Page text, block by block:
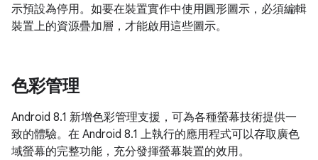
示預設為停用。如要在裝置實作中使用圓形圖示，必須編輯
裝置上的資源疊加層，才能啟用這些圖示。
色彩管理
Android 8.1 新增色彩管理支援，可為各種螢幕技術提供一
致的體驗。在 Android 8.1 上執行的應用程式可以存取廣色
域螢幕的完整功能，充分發揮螢幕裝置的效用。